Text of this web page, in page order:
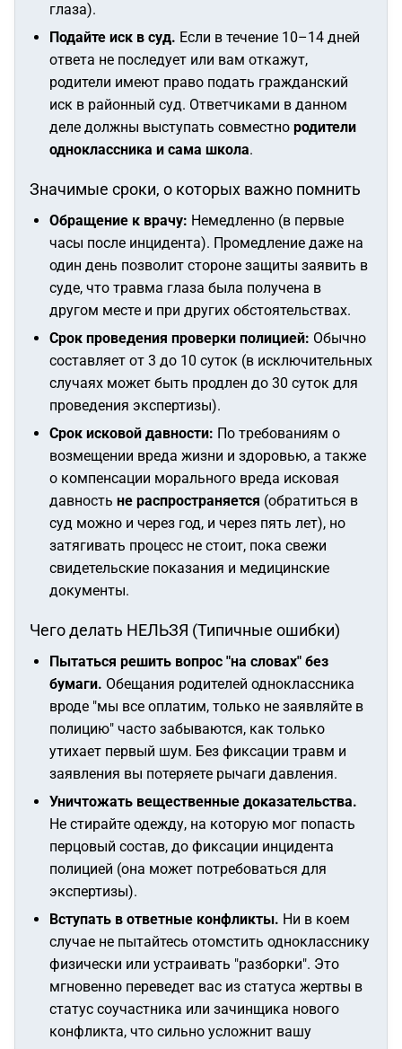
глаза).
Подайте иск в суд. Если в течение 10–14 дней
ответа не последует или вам откажут,
родители имеют право подать гражданский
иск в районный суд. Ответчиками в данном
деле должны выступать совместно родители
одноклассника и сама школа.
Значимые сроки, о которых важно помнить
Обращение к врачу: Немедленно (в первые
часы после инцидента). Промедление даже на
один день позволит стороне защиты заявить в
суде, что травма глаза была получена в
другом месте и при других обстоятельствах.
Срок проведения проверки полицией: Обычно
составляет от 3 до 10 суток (в исключительных
случаях может быть продлен до 30 суток для
проведения экспертизы).
Срок исковой давности: По требованиям о
возмещении вреда жизни и здоровью, а также
о компенсации морального вреда исковая
давность не распространяется (обратиться в
суд можно и через год, и через пять лет), но
затягивать процесс не стоит, пока свежи
свидетельские показания и медицинские
документы.
Чего делать НЕЛЬЗЯ (Типичные ошибки)
Пытаться решить вопрос "на словах" без
бумаги. Обещания родителей одноклассника
вроде "мы все оплатим, только не заявляйте в
полицию" часто забываются, как только
утихает первый шум. Без фиксации травм и
заявления вы потеряете рычаги давления.
Уничтожать вещественные доказательства.
Не стирайте одежду, на которую мог попасть
перцовый состав, до фиксации инцидента
полицией (она может потребоваться для
экспертизы).
Вступать в ответные конфликты. Ни в коем
случае не пытайтесь отомстить однокласснику
физически или устраивать "разборки". Это
мгновенно переведет вас из статуса жертвы в
статус соучастника или зачинщика нового
конфликта, что сильно усложнит вашу